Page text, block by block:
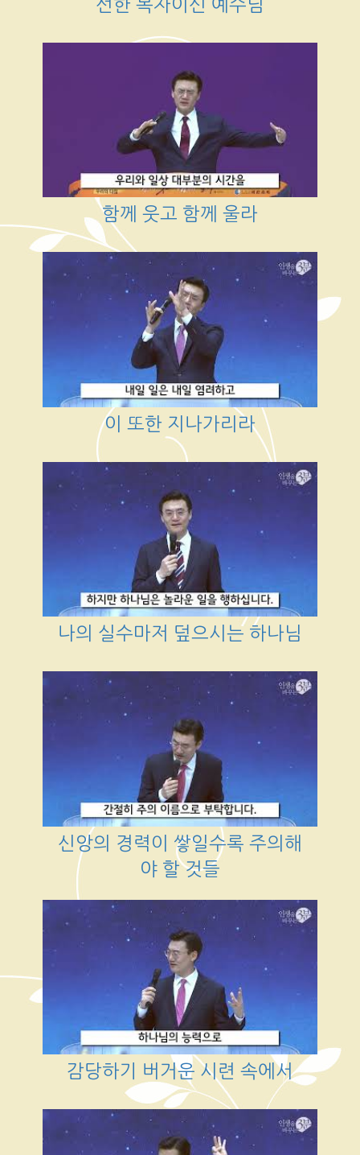
선한 목자이신 예수님
함께 웃고 함께 울라
이 또한 지나가리라
나의 실수마저 덮으시는 하나님
신앙의 경력이 쌓일수록 주의해
야 할 것들
감당하기 버거운 시련 속에서